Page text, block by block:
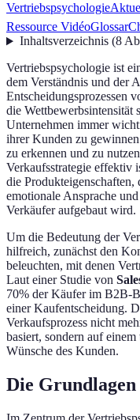
Vertriebspsychologie
Ressource VidéoGlossar
Inhaltsverzeichnis(8
Vertriebspsychologie ist
dem Verständnis und der
Entscheidungsprozessen
die Wettbewerbsintensität
Unternehmen immer
ihrer Kunden zu
zu erkennen und zu
Verkaufsstrategie effektiv
die Produkteigenschaften,
emotionale Ansprache
Verkäufer aufgebaut wird.
Um die Bedeutung der
hilfreich, zunächst den
beleuchten, mit denen
Laut einer Studie von
70% der Käufer im B2B-
einer Kaufentscheidung.
Verkaufsprozess nicht
basiert, sondern auf
Wünsche des Kunden.
Die